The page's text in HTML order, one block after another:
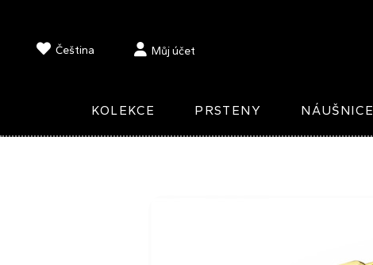
Čeština Můj účet
KOLEKCE PRSTENY NÁUŠNICE